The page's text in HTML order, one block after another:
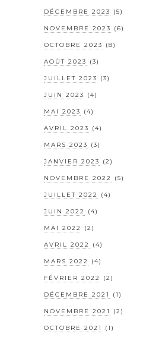
DÉCEMBRE 2023 (5)
NOVEMBRE 2023 (6)
OCTOBRE 2023 (8)
AOÛT 2023 (3)
JUILLET 2023 (3)
JUIN 2023 (4)
MAI 2023 (4)
AVRIL 2023 (4)
MARS 2023 (3)
JANVIER 2023 (2)
NOVEMBRE 2022 (5)
JUILLET 2022 (4)
JUIN 2022 (4)
MAI 2022 (2)
AVRIL 2022 (4)
MARS 2022 (4)
FÉVRIER 2022 (2)
DÉCEMBRE 2021 (1)
NOVEMBRE 2021 (2)
OCTOBRE 2021 (1)